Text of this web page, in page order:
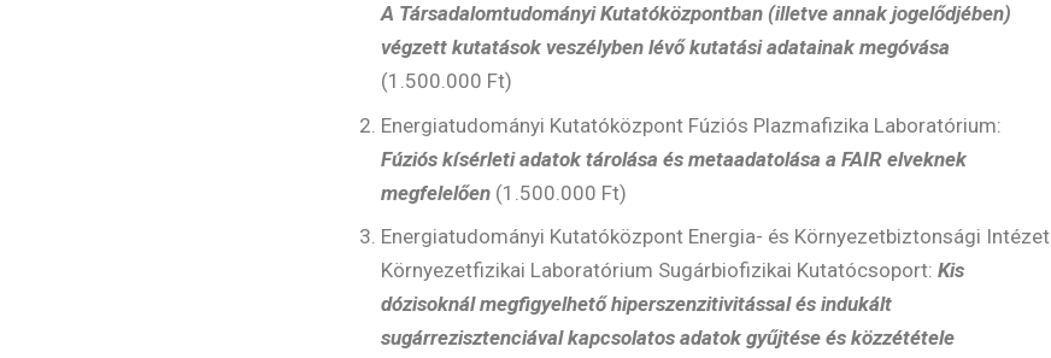
A Társadalomtudományi Kutatóközpontban (illetve annak jogelődjében)
végzett kutatások veszélyben lévő kutatási adatainak megóvása
(1.500.000 Ft)
Energiatudományi Kutatóközpont Fúziós Plazmafizika Laboratórium:
Fúziós kísérleti adatok tárolása és metaadatolása a FAIR elveknek
megfelelően (1.500.000 Ft)
Energiatudományi Kutatóközpont Energia- és Környezetbiztonsági Intézet
Környezetfizikai Laboratórium Sugárbiofizikai Kutatócsoport:Kis
dózisoknál megfigyelhető hiperszenzitivitással és indukált
sugárrezisztenciával kapcsolatos adatok gyűjtése és közzététele